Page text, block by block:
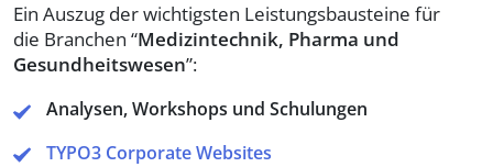
Ein Auszug der wichtigsten Leistungsbausteine für
die Branchen “Medizintechnik, Pharma und
Gesundheitswesen”:
Analysen, Workshops und Schulungen
TYPO3 Corporate Websites